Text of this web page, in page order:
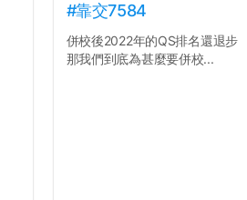
#靠交7584
併校後2022年的QS排名還退步
那我們到底為甚麼要併校...